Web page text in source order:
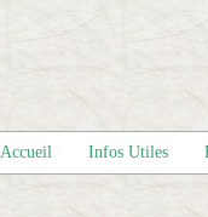
Accueil Infos Utiles